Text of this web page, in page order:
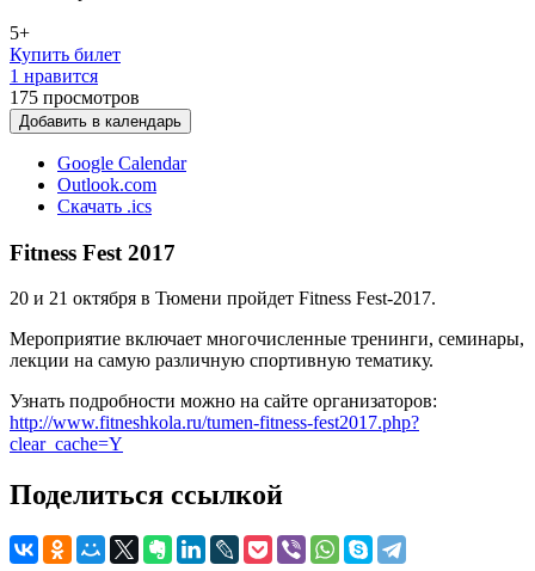
5+
Купить билет
1 нравится
175 просмотров
Добавить в календарь
Google Calendar
Outlook.com
Скачать .ics
Fitness Fest 2017
20 и 21 октября в Тюмени пройдет Fitness Fest-2017.
Мероприятие включает многочисленные тренинги, семинары,
лекции на самую различную спортивную тематику.
Узнать подробности можно на сайте организаторов:
http://www.fitneshkola.ru/tumen-fitness-fest2017.php?
clear_cache=Y
Поделиться ссылкой